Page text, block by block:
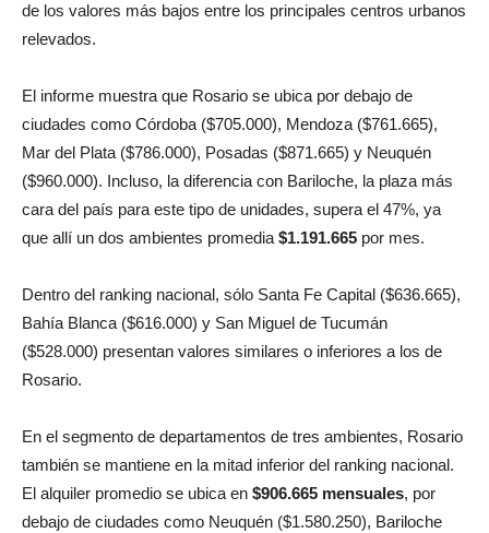
ambientes en la ciudad alcanza los$624.090 mensuales, uno
de los valores más bajos entre los principales centros urbanos
El informe muestra que Rosario se ubica por debajo de
ciudades como Córdoba ($705.000), Mendoza ($761.665),
Mar del Plata ($786.000), Posadas ($871.665) y Neuquén
($960.000). Incluso, la diferencia con Bariloche, la plaza más
cara del país para este tipo de unidades, supera el 47%, ya
Dentro del ranking nacional, sólo Santa Fe Capital ($636.665),
Bahía Blanca ($616.000) y San Miguel de Tucumán
($528.000) presentan valores similares o inferiores a los de
En el segmento de departamentos de tres ambientes, Rosario
también se mantiene en la mitad inferior del ranking nacional.
El alquiler promedio se ubica en$906.665 mensuales, por